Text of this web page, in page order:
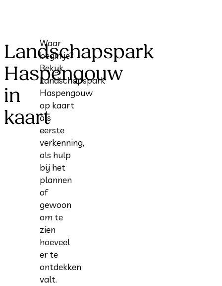
Landschapspark
Haspengouw
in
kaart
Waar
begin je?
Bekijk
Landschapspark
Haspengouw
op kaart
als
eerste
verkenning,
als hulp
bij het
plannen
of
gewoon
om te
zien
hoeveel
er te
ontdekken
valt.